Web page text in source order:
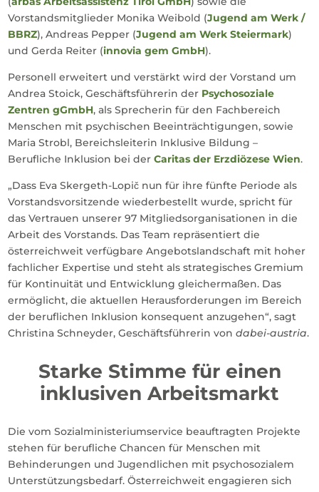
Vorstandsmitglieder Monika Weibold (Jugend am Werk /
BBRZ), Andreas Pepper (Jugend am Werk Steiermark)
und Gerda Reiter (innovia gem GmbH).
Personell erweitert und verstärkt wird der Vorstand um
Andrea Stoick, Geschäftsführerin der Psychosoziale
Zentren gGmbH, als Sprecherin für den Fachbereich
Menschen mit psychischen Beeinträchtigungen, sowie
Maria Strobl, Bereichsleiterin Inklusive Bildung –
Berufliche Inklusion bei der Caritas der Erzdiözese Wien.
„Dass Eva Skergeth-Lopič nun für ihre fünfte Periode als
Vorstandsvorsitzende wiederbestellt wurde, spricht für
das Vertrauen unserer 97 Mitgliedsorganisationen in die
Arbeit des Vorstands. Das Team repräsentiert die
österreichweit verfügbare Angebotslandschaft mit hoher
fachlicher Expertise und steht als strategisches Gremium
für Kontinuität und Entwicklung gleichermaßen. Das
ermöglicht, die aktuellen Herausforderungen im Bereich
der beruflichen Inklusion konsequent anzugehen“, sagt
Christina Schneyder, Geschäftsführerin von dabei-austria.
Starke Stimme für einen
inklusiven Arbeitsmarkt
Die vom Sozialministeriumservice beauftragten Projekte
stehen für berufliche Chancen für Menschen mit
Behinderungen und Jugendlichen mit psychosozialem
Unterstützungsbedarf. Österreichweit engagieren sich